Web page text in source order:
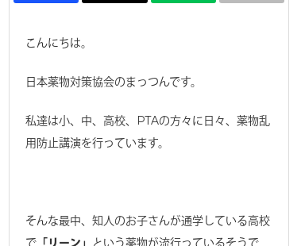
こんにちは。
日本薬物対策協会のまっつんです。
私達は小、中、高校、PTAの方々に日々、薬物乱
用防止講演を行っています。
そんな最中、知人のお子さんが通学している高校
で 「リーン」 という薬物が流行っているそうで